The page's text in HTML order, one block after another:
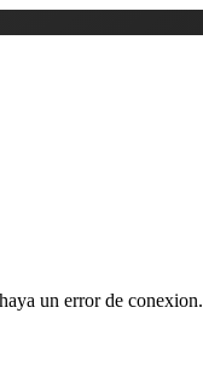
un error de conexion.